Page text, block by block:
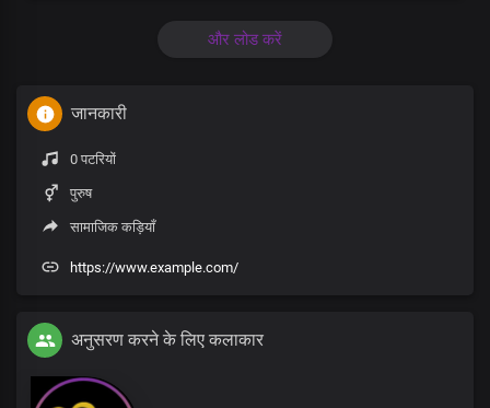
और लोड करें
जानकारी
0 पटरियों
पुरुष
सामाजिक कड़ियाँ
https://www.example.com/
अनुसरण करने के लिए कलाकार